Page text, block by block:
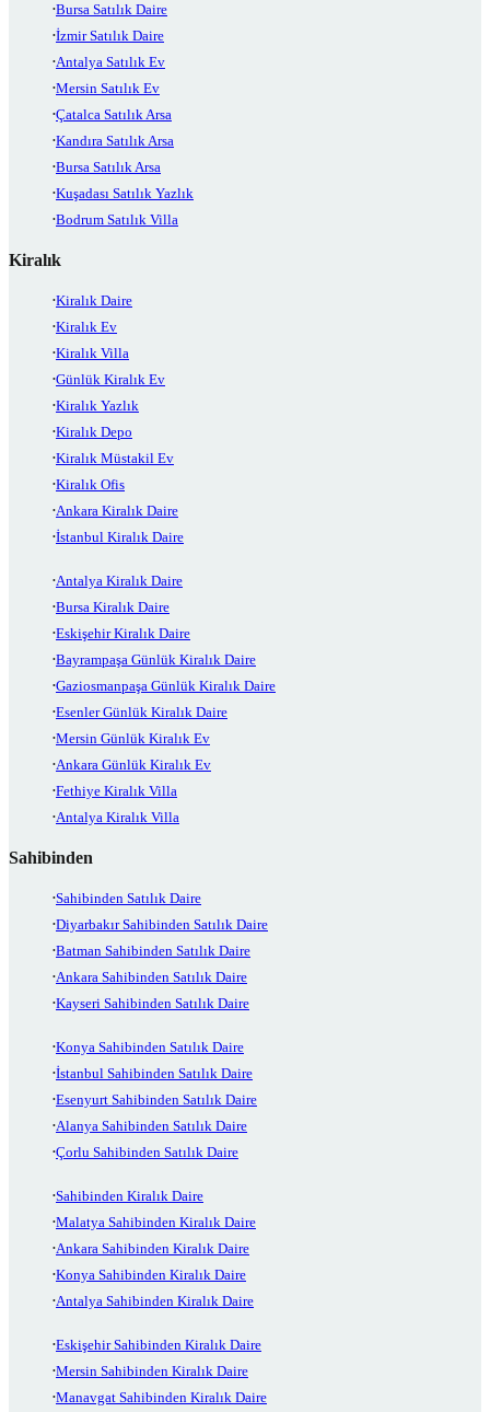
Bursa Satılık Daire
İzmir Satılık Daire
Antalya Satılık Ev
Mersin Satılık Ev
Çatalca Satılık Arsa
Kandıra Satılık Arsa
Bursa Satılık Arsa
Kuşadası Satılık Yazlık
Bodrum Satılık Villa
Kiralık
Kiralık Daire
Kiralık Ev
Kiralık Villa
Günlük Kiralık Ev
Kiralık Yazlık
Kiralık Depo
Kiralık Müstakil Ev
Kiralık Ofis
Ankara Kiralık Daire
İstanbul Kiralık Daire
Antalya Kiralık Daire
Bursa Kiralık Daire
Eskişehir Kiralık Daire
Bayrampaşa Günlük Kiralık Daire
Gaziosmanpaşa Günlük Kiralık Daire
Esenler Günlük Kiralık Daire
Mersin Günlük Kiralık Ev
Ankara Günlük Kiralık Ev
Fethiye Kiralık Villa
Antalya Kiralık Villa
Sahibinden
Sahibinden Satılık Daire
Diyarbakır Sahibinden Satılık Daire
Batman Sahibinden Satılık Daire
Ankara Sahibinden Satılık Daire
Kayseri Sahibinden Satılık Daire
Konya Sahibinden Satılık Daire
İstanbul Sahibinden Satılık Daire
Esenyurt Sahibinden Satılık Daire
Alanya Sahibinden Satılık Daire
Çorlu Sahibinden Satılık Daire
Sahibinden Kiralık Daire
Malatya Sahibinden Kiralık Daire
Ankara Sahibinden Kiralık Daire
Konya Sahibinden Kiralık Daire
Antalya Sahibinden Kiralık Daire
Eskişehir Sahibinden Kiralık Daire
Mersin Sahibinden Kiralık Daire
Manavgat Sahibinden Kiralık Daire